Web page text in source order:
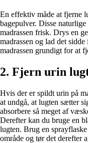
En effektiv måde at fjerne
bagepulver. Disse
madrassen frisk. Drys en
madrassen og lad det
madrassen grundigt for at
2. Fjern urin
Hvis der er spildt urin på
at undgå, at lugten sætter
absorbere så meget af
Derefter kan du bruge en
lugten. Brug en
område og tør det derefter